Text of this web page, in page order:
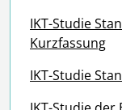
IKT-Studie
Kurzfassung
IKT-Studie